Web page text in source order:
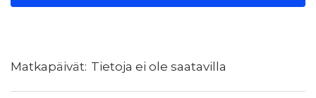
Tietoja ei ole saatavilla